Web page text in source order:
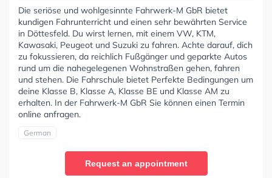
Die seriöse und wohlgesinnte Fahrwerk-M GbR bietet
kundigen Fahrunterricht und einen sehr bewährten Service
in Döttesfeld. Du wirst lernen, mit einem VW, KTM,
Kawasaki, Peugeot und Suzuki zu fahren. Achte darauf, dich
zu fokussieren, da reichlich Fußgänger und geparkte Autos
rund um die nahegelegenen Wohnstraßen gehen, fahren
und stehen. Die Fahrschule bietet Perfekte Bedingungen um
deine Klasse B, Klasse A, Klasse BE und Klasse AM zu
erhalten. In der Fahrwerk-M GbR Sie können einen Termin
online anfragen.
German
Request an appointment